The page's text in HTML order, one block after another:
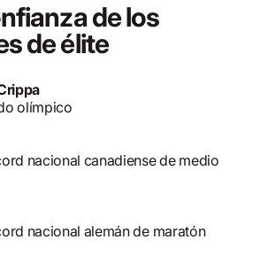
de los
de élite
olímpico
nacional canadiense de medio
nacional alemán de maratón